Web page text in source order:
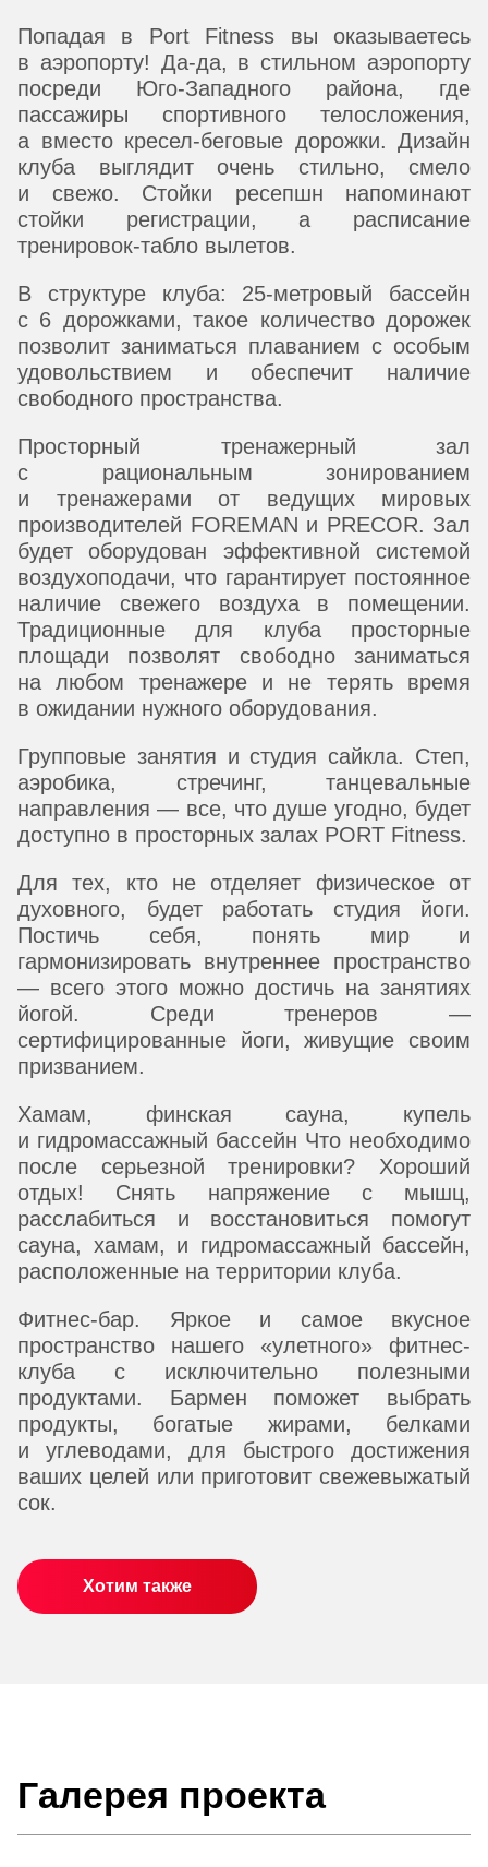
Попадая в Port Fitness вы оказываетесь
в аэропорту! Да-да, в стильном аэропорту
посреди Юго-Западного района, где
пассажиры спортивного телосложения,
а вместо кресел-беговые дорожки. Дизайн
клуба выглядит очень стильно, смело
и свежо. Стойки ресепшн напоминают
стойки регистрации, а расписание
тренировок-табло вылетов.
В структуре клуба: 25-метровый бассейн
с 6 дорожками, такое количество дорожек
позволит заниматься плаванием с особым
удовольствием и обеспечит наличие
свободного пространства.
Просторный тренажерный зал
с рациональным зонированием
и тренажерами от ведущих мировых
производителей FOREMAN и PRECOR. Зал
будет оборудован эффективной системой
воздухоподачи, что гарантирует постоянное
наличие свежего воздуха в помещении.
Традиционные для клуба просторные
площади позволят свободно заниматься
на любом тренажере и не терять время
в ожидании нужного оборудования.
Групповые занятия и студия сайкла. Степ,
аэробика, стречинг, танцевальные
направления — все, что душе угодно, будет
доступно в просторных залах PORT Fitness.
Для тех, кто не отделяет физическое от
духовного, будет работать студия йоги.
Постичь себя, понять мир и
гармонизировать внутреннее пространство
— всего этого можно достичь на занятиях
йогой. Среди тренеров —
сертифицированные йоги, живущие своим
призванием.
Хамам, финская сауна, купель
и гидромассажный бассейн Что необходимо
после серьезной тренировки? Хороший
отдых! Снять напряжение с мышц,
расслабиться и восстановиться помогут
сауна, хамам, и гидромассажный бассейн,
расположенные на территории клуба.
Фитнес-бар. Яркое и самое вкусное
пространство нашего «улетного» фитнес-
клуба с исключительно полезными
продуктами. Бармен поможет выбрать
продукты, богатые жирами, белками
и углеводами, для быстрого достижения
ваших целей или приготовит свежевыжатый
сок.
Хотим также
Галерея проекта